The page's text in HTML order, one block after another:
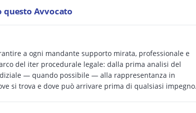
questo Avvocato
a ogni mandante supporto mirata, professionale e
del iter procedurale legale: dalla prima analisi del
— quando possibile — alla rappresentanza in
si trova e dove può arrivare prima di qualsiasi